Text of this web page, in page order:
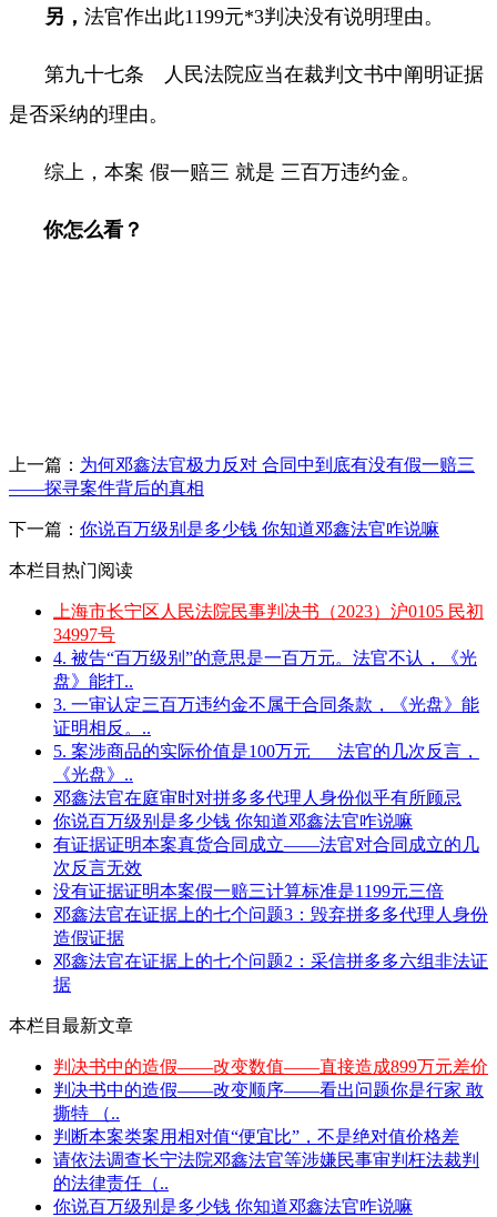
另， 法官作出此1199元*3判决没有说明理由。
第九十七条 人民法院应当在裁判文书中阐明证据
是否采纳的理由。
综上，本案 假一赔三 就是 三百万违约金。
你怎么看？
上一篇： 为何邓鑫法官极力反对 合同中到底有没有假一赔三
——探寻案件背后的真相
下一篇： 你说百万级别是多少钱 你知道邓鑫法官咋说嘛
本栏目热门阅读
上海市长宁区人民法院民事判决书（2023）沪0105 民初
34997号
4. 被告“百万级别”的意思是一百万元。法官不认，《光
盘》能打..
3. 一审认定三百万违约金不属于合同条款，《光盘》能
证明相反。..
5. 案涉商品的实际价值是100万元___法官的几次反言，
《光盘》..
邓鑫法官在庭审时对拼多多代理人身份似乎有所顾忌
你说百万级别是多少钱 你知道邓鑫法官咋说嘛
有证据证明本案真货合同成立——法官对合同成立的几
次反言无效
没有证据证明本案假一赔三计算标准是1199元三倍
邓鑫法官在证据上的七个问题3：毁弃拼多多代理人身份
造假证据
邓鑫法官在证据上的七个问题2：采信拼多多六组非法证
据
本栏目最新文章
判决书中的造假——改变数值——直接造成899万元差价
判决书中的造假——改变顺序——看出问题你是行家 敢
撕特 （..
判断本案类案用相对值“便宜比”，不是绝对值价格差
请依法调查长宁法院邓鑫法官等涉嫌民事审判枉法裁判
的法律责任（..
你说百万级别是多少钱 你知道邓鑫法官咋说嘛